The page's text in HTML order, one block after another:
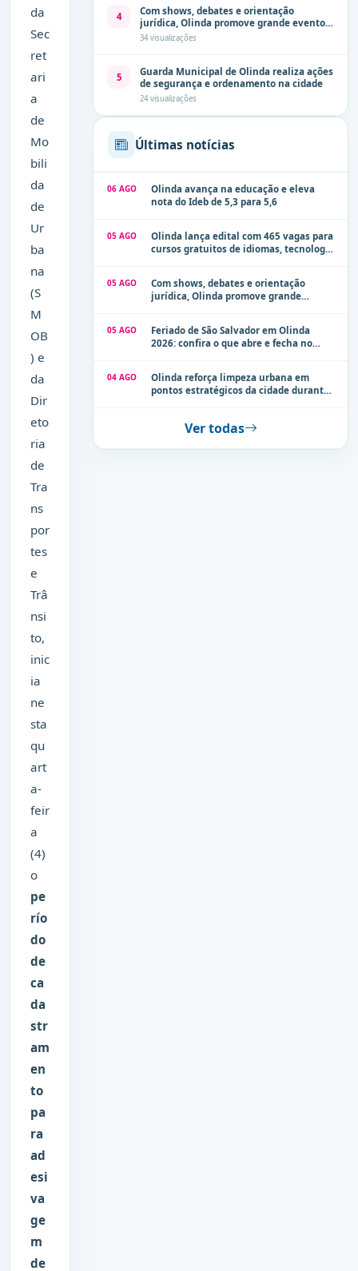
da
Sec
ret
ari
a
de
Mo
bili
da
de
Ur
ba
na
(S
M
OB
) e
da
Dir
eto
ria
de
Tra
ns
por
tes
e
Trâ
nsi
to,
inic
ia
ne
sta
qu
art
a-
feir
a
(4)
o
pe
río
do
de
ca
da
str
am
en
to
pa
ra
ad
esi
va
ge
m
de
4
Com shows, debates e orientação
jurídica, Olinda promove grande evento
de combate à violência contra a mulher
neste sábado (8)
34 visualizações
5
Guarda Municipal de Olinda realiza ações
de segurança e ordenamento na cidade
24 visualizações
Últimas notícias
06 AGO
Olinda avança na educação e eleva
nota do Ideb de 5,3 para 5,6
05 AGO
Olinda lança edital com 465 vagas para
cursos gratuitos de idiomas, tecnologia
05 AGO
Com shows, debates e orientação
jurídica, Olinda promove grande
05 AGO
Feriado de São Salvador em Olinda
2026: confira o que abre e fecha no
04 AGO
Olinda reforça limpeza urbana em
pontos estratégicos da cidade durante
Ver todas